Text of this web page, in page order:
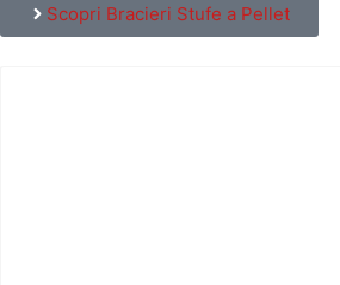
Scopri Bracieri Stufe a Pellet